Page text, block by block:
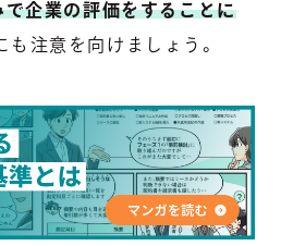
で企業の評価をすることに
も注意を向けましょう。